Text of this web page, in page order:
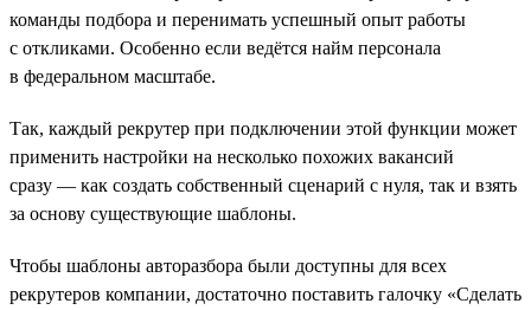
команды подбора и перенимать успешный опыт работы
с откликами. Особенно если ведётся найм персонала
в федеральном масштабе.
Так, каждый рекрутер при подключении этой функции может
применить настройки на несколько похожих вакансий
сразу — как создать собственный сценарий с нуля, так и взять
за основу существующие шаблоны.
Чтобы шаблоны авторазбора были доступны для всех
рекрутеров компании, достаточно поставить галочку «Сделать